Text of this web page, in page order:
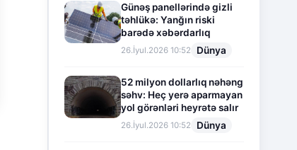
Günəş panellərində gizli
təhlükə: Yanğın riski
barədə xəbərdarlıq
26.İyul.2026 10:52 Dünya
52 milyon dollarlıq nəhəng
səhv: Heç yerə aparmayan
yol görənləri heyrətə salır
26.İyul.2026 10:52 Dünya